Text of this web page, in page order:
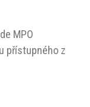
MPO
přístupného z